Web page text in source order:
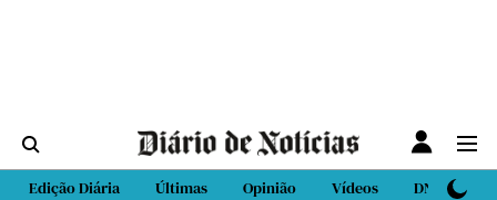
Edição Diária Últimas Opinião Vídeos DN Sport